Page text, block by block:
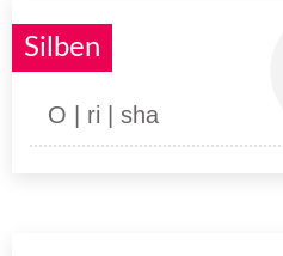
Silben
O | ri | sha